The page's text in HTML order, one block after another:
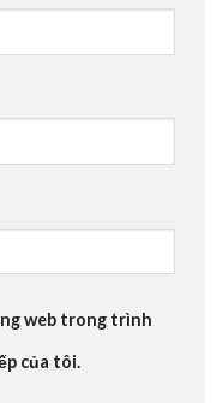
web trong trình
của tôi.